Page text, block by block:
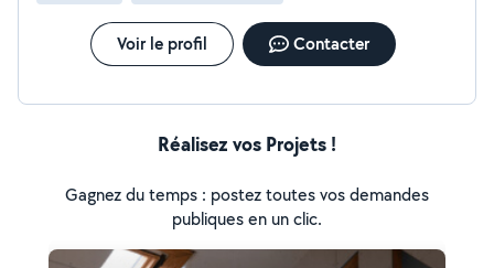
Voir le profil Contacter
Réalisez vos Projets !
Gagnez du temps : postez toutes vos demandes
publiques en un clic.